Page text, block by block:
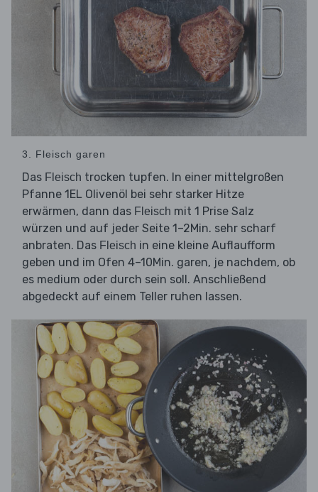
3. Fleisch garen
Das Fleisch trocken tupfen. In einer mittelgroßen
Pfanne 1EL Olivenöl bei sehr starker Hitze
erwärmen, dann das Fleisch mit 1 Prise Salz
würzen und auf jeder Seite 1–2Min. sehr scharf
anbraten. Das Fleisch in eine kleine Auflaufform
geben und im Ofen 4–10Min. garen, je nachdem, ob
es medium oder durch sein soll. Anschließend
abgedeckt auf einem Teller ruhen lassen.